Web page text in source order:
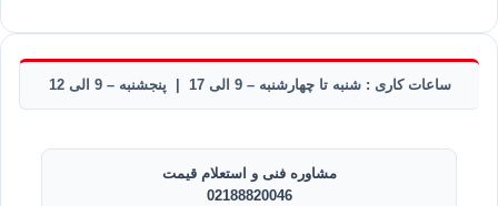
ساعات کاری : شنبه تا چهارشنبه – 9 الی 17 | پنجشنبه – 9 الی 12
مشاوره فنی و استعلام قیمت
02188820046